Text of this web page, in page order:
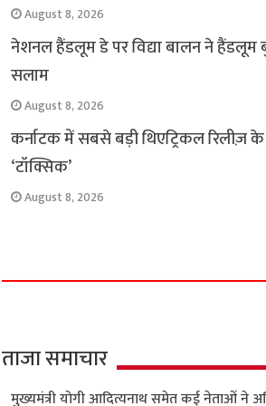
August 8, 2026
नेशनल हैंडलूम डे पर विद्या बालन ने हैंडलूम
सलाम
August 8, 2026
कर्नाटक में सबसे बड़ी थिएट्रिकल रिलीज़
‘टॉक्सिक’
August 8, 2026
ताजा समाचार
मुख्यमंत्री योगी आदित्यनाथ समेत कई नेताओं ने